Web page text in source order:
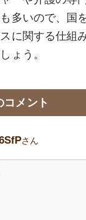
多いので、国
に関する仕組
ょう。
コメント
さん